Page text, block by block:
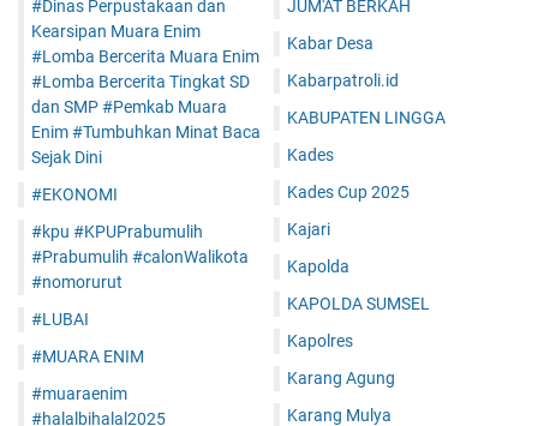
#Dinas Perpustakaan dan
Kearsipan Muara Enim
#Lomba Bercerita Muara Enim
#Lomba Bercerita Tingkat SD
dan SMP #Pemkab Muara
Enim #Tumbuhkan Minat Baca
Sejak Dini
#EKONOMI
#kpu #KPUPrabumulih
#Prabumulih #calonWalikota
#nomorurut
#LUBAI
#MUARA ENIM
#muaraenim
#halalbihalal2025
JUM'AT BERKAH
Kabar Desa
Kabarpatroli.id
KABUPATEN LINGGA
Kades
Kades Cup 2025
Kajari
Kapolda
KAPOLDA SUMSEL
Kapolres
Karang Agung
Karang Mulya